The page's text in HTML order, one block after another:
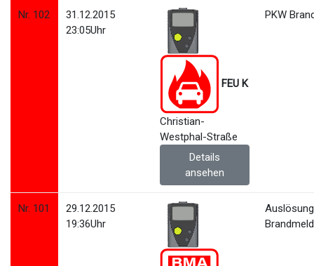
Nr. 102
31.12.2015
23:05Uhr
FEU K
Christian-
Westphal-Straße
Details
ansehen
PKW
Nr. 101
29.12.2015
19:36Uhr
Auslösung